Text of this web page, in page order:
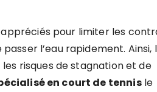
pour limiter les
l’eau rapidement. Ainsi,
risques de stagnation et de
en court de tennisle